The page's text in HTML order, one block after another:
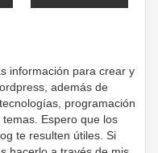
información para crear y
además de
programación
Espero que los
te resulten útiles. Si